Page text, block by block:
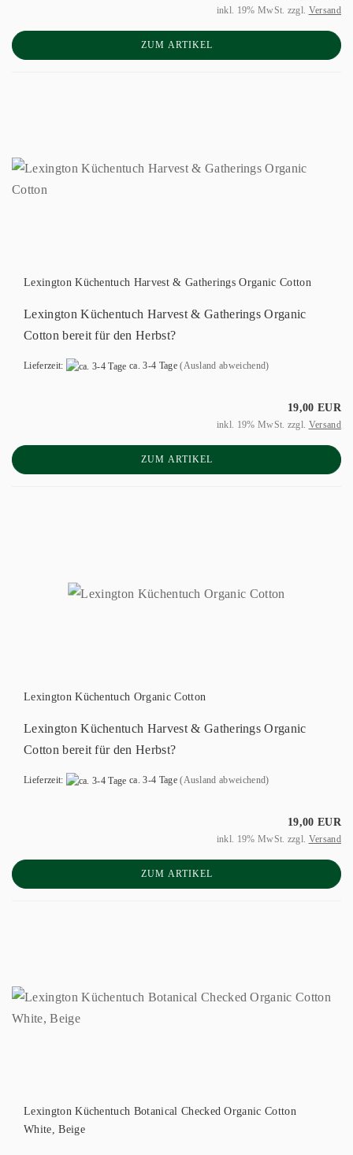
inkl. 19% MwSt. zzgl. Versand
ZUM ARTIKEL
Lexington Küchentuch Harvest & Gatherings Organic Cotton
Lexington Küchentuch Harvest & Gatherings Organic
Cotton bereit für den Herbst?
Lieferzeit: ca. 3-4 Tage (Ausland abweichend)
19,00 EUR
inkl. 19% MwSt. zzgl. Versand
ZUM ARTIKEL
Lexington Küchentuch Organic Cotton
Lexington Küchentuch Harvest & Gatherings Organic
Cotton bereit für den Herbst?
Lieferzeit: ca. 3-4 Tage (Ausland abweichend)
19,00 EUR
inkl. 19% MwSt. zzgl. Versand
ZUM ARTIKEL
Lexington Küchentuch Botanical Checked Organic Cotton
White, Beige